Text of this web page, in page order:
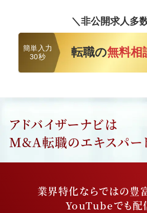
＼非公開求人多
簡単入力
30秒
転職の無料相
アドバイザーナビは
M&A転職のエキスパー
業界特化ならではの豊
YouTubeでも配